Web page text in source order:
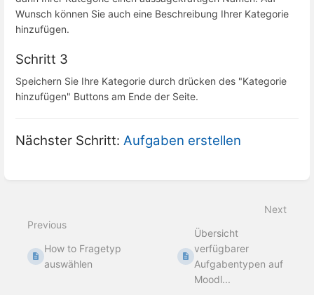
Wunsch können Sie auch eine Beschreibung Ihrer Kategorie
hinzufügen.
Schritt 3
Speichern Sie Ihre Kategorie durch drücken des "Kategorie
hinzufügen" Buttons am Ende der Seite.
Nächster Schritt: Aufgaben erstellen
Previous
How to Fragetyp
auswählen
Next
Übersicht
verfügbarer
Aufgabentypen auf
Moodl...